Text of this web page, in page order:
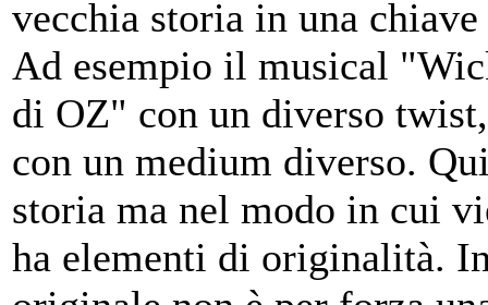
vecchia storia in una
Ad esempio il musical
di OZ" con un diverso
con un medium diverso.
storia ma nel modo in cui
ha elementi di originalità.